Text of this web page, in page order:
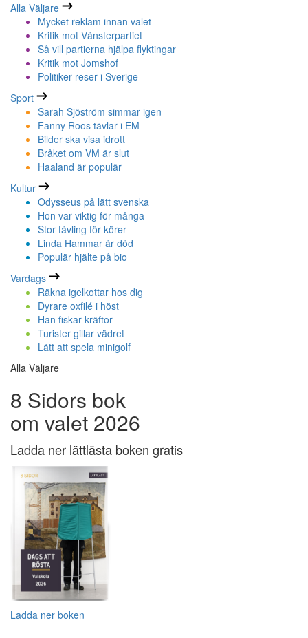
Alla Väljare
Mycket reklam innan valet
Kritik mot Vänsterpartiet
Så vill partierna hjälpa flyktingar
Kritik mot Jomshof
Politiker reser i Sverige
Sport
Sarah Sjöström simmar igen
Fanny Roos tävlar i EM
Bilder ska visa idrott
Bråket om VM är slut
Haaland är populär
Kultur
Odysseus på lätt svenska
Hon var viktig för många
Stor tävling för körer
Linda Hammar är död
Populär hjälte på bio
Vardags
Räkna igelkottar hos dig
Dyrare oxfilé i höst
Han fiskar kräftor
Turister gillar vädret
Lätt att spela minigolf
Alla Väljare
8 Sidors bok
om valet 2026
Ladda ner lättlästa boken gratis
Ladda ner boken